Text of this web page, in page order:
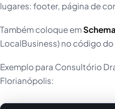
lugares: footer, página de
Também coloque em
LocalBusiness) no código do
Exemplo para Consultório
Florianópolis: